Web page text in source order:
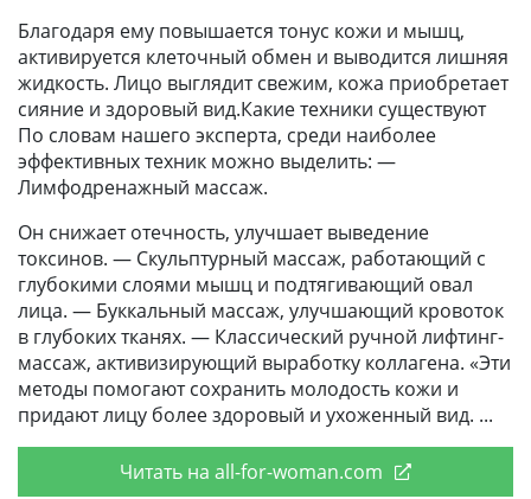
Благодаря ему повышается тонус кожи и мышц,
активируется клеточный обмен и выводится лишняя
жидкость. Лицо выглядит свежим, кожа приобретает
сияние и здоровый вид.Какие техники существуют
По словам нашего эксперта, среди наиболее
эффективных техник можно выделить: —
Лимфодренажный массаж.
Он снижает отечность, улучшает выведение
токсинов. — Скульптурный массаж, работающий с
глубокими слоями мышц и подтягивающий овал
лица. — Буккальный массаж, улучшающий кровоток
в глубоких тканях. — Классический ручной лифтинг-
массаж, активизирующий выработку коллагена. «Эти
методы помогают сохранить молодость кожи и
придают лицу более здоровый и ухоженный вид.
Читать на all-for-woman.com